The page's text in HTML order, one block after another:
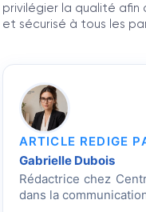
privilégier la qualité
et sécurisé à tous les
ARTICLE REDIGE
Gabrielle Dubois
Rédactrice chez
dans la